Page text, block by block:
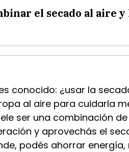
el secado al aire
conocido: ¿usar la
al aire para cuidarla
ser una combinación
y aprovechás el
podés ahorrar